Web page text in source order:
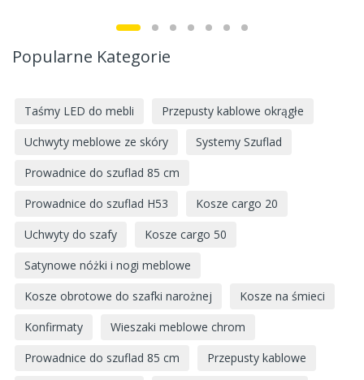
Popularne Kategorie
Taśmy LED do mebli
Przepusty kablowe okrągłe
Uchwyty meblowe ze skóry
Systemy Szuflad
Prowadnice do szuflad 85 cm
Prowadnice do szuflad H53
Kosze cargo 20
Uchwyty do szafy
Kosze cargo 50
Satynowe nóżki i nogi meblowe
Kosze obrotowe do szafki narożnej
Kosze na śmieci
Konfirmaty
Wieszaki meblowe chrom
Prowadnice do szuflad 85 cm
Przepusty kablowe